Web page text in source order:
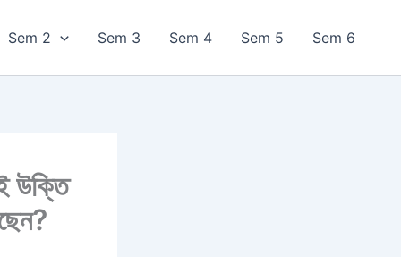
Sem 2 Sem 3 Sem 4 Sem 5 Sem 6
উক্তি